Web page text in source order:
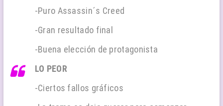
-Puro Assassin´s Creed
-Gran resultado final
-Buena elección de protagonista
LO PEOR
-Ciertos fallos gráficos